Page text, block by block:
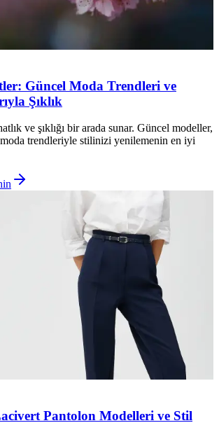
Güncel Moda Trendleri ve
Şıklık
ve şıklığı bir arada sunar. Güncel modeller,
trendleriyle stilinizi yenilemenin en iyi
Pantolon Modelleri ve Stil